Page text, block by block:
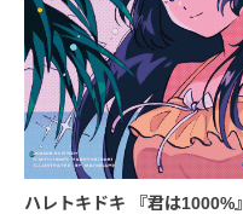
ハレトキドキ 『君は1000%』